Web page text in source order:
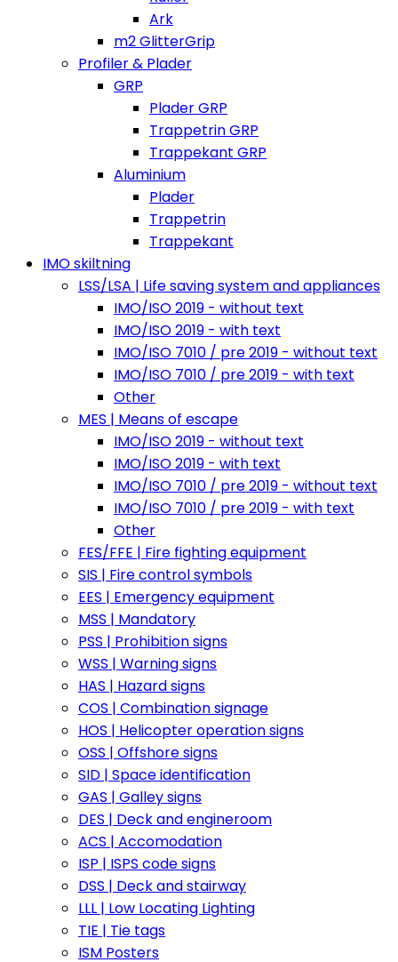
Ark
m2 GlitterGrip
Profiler & Plader
GRP
Plader GRP
Trappetrin GRP
Trappekant GRP
Aluminium
Plader
Trappetrin
Trappekant
IMO skiltning
LSS/LSA | Life saving system and appliances
IMO/ISO 2019 - without text
IMO/ISO 2019 - with text
IMO/ISO 7010 / pre 2019 - without text
IMO/ISO 7010 / pre 2019 - with text
Other
MES | Means of escape
IMO/ISO 2019 - without text
IMO/ISO 2019 - with text
IMO/ISO 7010 / pre 2019 - without text
IMO/ISO 7010 / pre 2019 - with text
Other
FES/FFE | Fire fighting equipment
SIS | Fire control symbols
EES | Emergency equipment
MSS | Mandatory
PSS | Prohibition signs
WSS | Warning signs
HAS | Hazard signs
COS | Combination signage
HOS | Helicopter operation signs
OSS | Offshore signs
SID | Space identification
GAS | Galley signs
DES | Deck and engineroom
ACS | Accomodation
ISP | ISPS code signs
DSS | Deck and stairway
LLL | Low Locating Lighting
TIE | Tie tags
ISM Posters